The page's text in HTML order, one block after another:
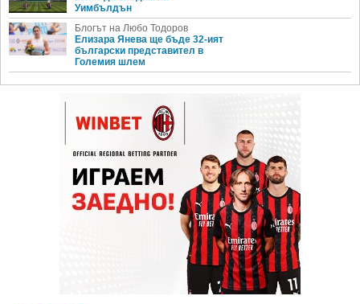
Уимбълдън
Блогът на Любо Тодоров
Елизара Янева ще бъде 32-ият
български представител в
Големия шлем